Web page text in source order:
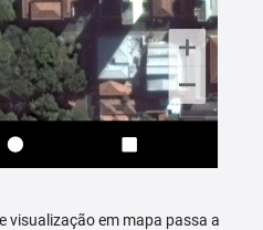
visualização em mapa passa a